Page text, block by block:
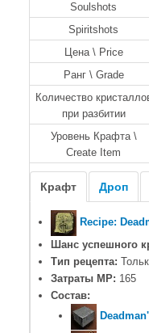
Soulshots
Spiritshots
Цена \ Price
Ранг \ Grade
Количество
при разбитии
Уровень Крафта \
Create Item
Крафт Дроп
Recipe:
Шанс успешного
Тип рецепта:
Затраты MP: 165
Состав: